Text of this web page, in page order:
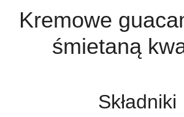
Kremowe
śmietaną
Składniki